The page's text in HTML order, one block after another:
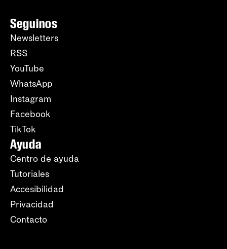
Seguinos
Newsletters
RSS
YouTube
WhatsApp
Instagram
Facebook
TikTok
Ayuda
Centro de ayuda
Tutoriales
Accesibilidad
Privacidad
Contacto